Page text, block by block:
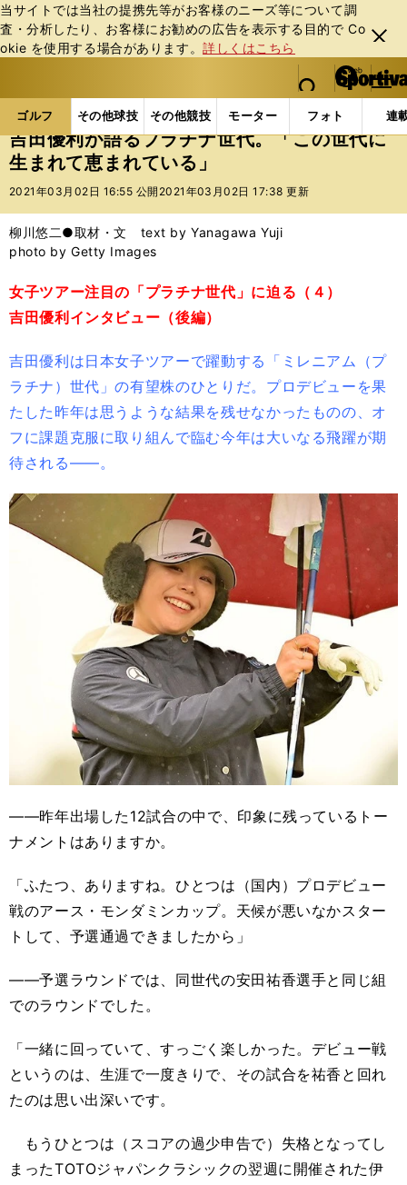
当サイトでは当社の提携先等がお客様のニーズ等について調
査・分析したり、お客様にお勧めの広告を表⽰する⽬的で Co
okie を使⽤する場合があります。詳しくはこちら
閉じ
る
web Sportiva (webスポルティーバ)
検索
マイペ
ー
ジ
メニュ
ゴルフ その他球技 その他競技 モーター フォト 連
ス
ポ
ル
バ
ゴルフの記事一覧 ゴルフ 女子ゴルフ 吉田優利
吉田優利が語るプラチナ世代。「この世代に
生まれて恵まれている」
2021年03月02日 16:55 公開 2021年03月02日 17:38 更新
柳川悠二●取材・文 text by Yanagawa Yuji
photo by Getty Images
女子ツアー注目の「プラチナ世代」に迫る（４）
吉田優利インタビュー（後編）
吉田優利は日本女子ツアーで躍動する「ミレニアム（プ
ラチナ）世代」の有望株のひとりだ。プロデビューを果
たした昨年は思うような結果を残せなかったものの、オ
フに課題克服に取り組んで臨む今年は大いなる飛躍が期
待される――。
――昨年出場した12試合の中で、印象に残っているトー
ナメントはありますか。
「ふたつ、ありますね。ひとつは（国内）プロデビュー
戦のアース・モンダミンカップ。天候が悪いなかスター
トして、予選通過できましたから」
――予選ラウンドでは、同世代の安田祐香選手と同じ組
でのラウンドでした。
「一緒に回っていて、すっごく楽しかった。デビュー戦
というのは、生涯で一度きりで、その試合を祐香と回れ
たのは思い出深いです。
もうひとつは（スコアの過少申告で）失格となってし
まったTOTOジャパンクラシックの翌週に開催された伊